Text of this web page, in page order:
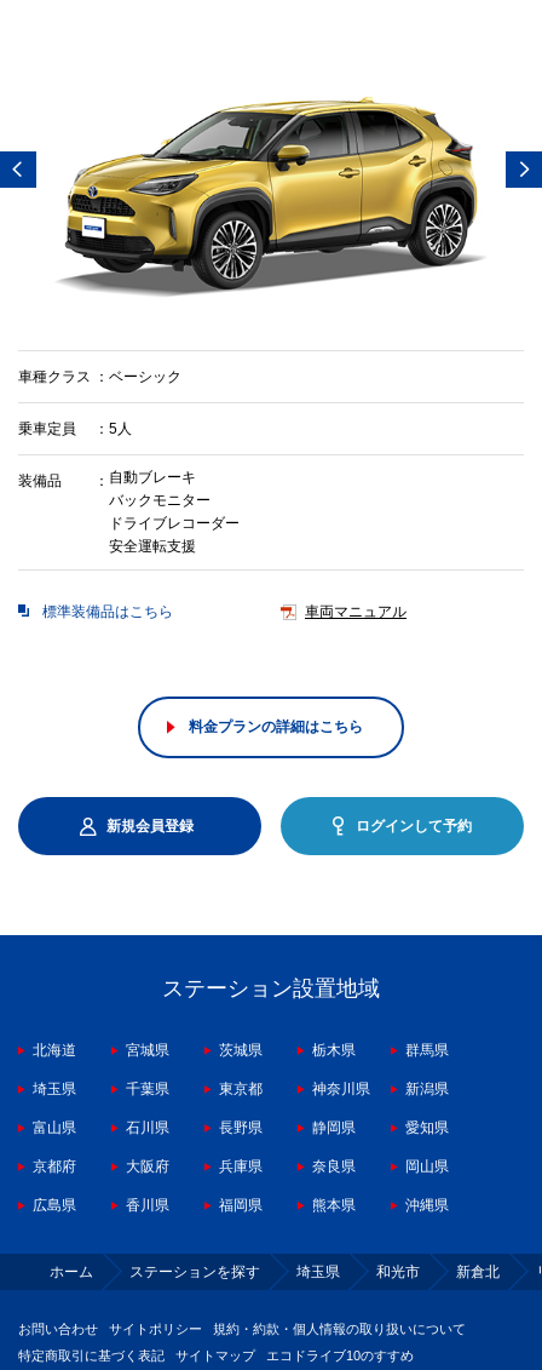
車種クラス ベーシック
乗車定員 5人
装備品
自動ブレーキ
バックモニター
ドライブレコーダー
安全運転支援
標準装備品はこちら 車両マニュアル
料金プランの詳細はこちら
新規会員登録 ログインして予約
ステーション設置地域
北海道 宮城県 茨城県 栃木県 群馬県
埼玉県 千葉県 東京都 神奈川県 新潟県
富山県 石川県 長野県 静岡県 愛知県
京都府 大阪府 兵庫県 奈良県 岡山県
広島県 香川県 福岡県 熊本県 沖縄県
ホーム ステーションを探す 埼玉県 和光市 新倉北
お問い合わせ サイトポリシー
規約・約款・個人情報の取り扱いについて
特定商取引に基づく表記
サイトマップ エコドライブ10のすすめ